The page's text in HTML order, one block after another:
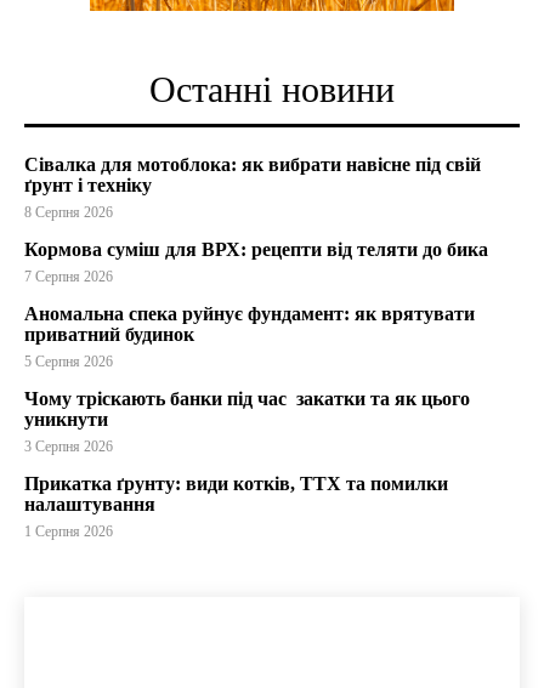
Останні новини
Сівалка для мотоблока: як вибрати навісне під свій
ґрунт і техніку
8 Серпня 2026
Кормова суміш для ВРХ: рецепти від теляти до бика
7 Серпня 2026
Аномальна спека руйнує фундамент: як врятувати
приватний будинок
5 Серпня 2026
Чому тріскають банки під час закатки та як цього
уникнути
3 Серпня 2026
Прикатка ґрунту: види котків, ТТХ та помилки
налаштування
1 Серпня 2026